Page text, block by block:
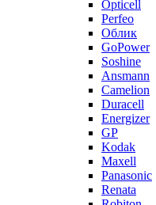
Opticell
Perfeo
Облик
GoPower
Soshine
Ansmann
Camelion
Duracell
Energizer
GP
Kodak
Maxell
Panasonic
Renata